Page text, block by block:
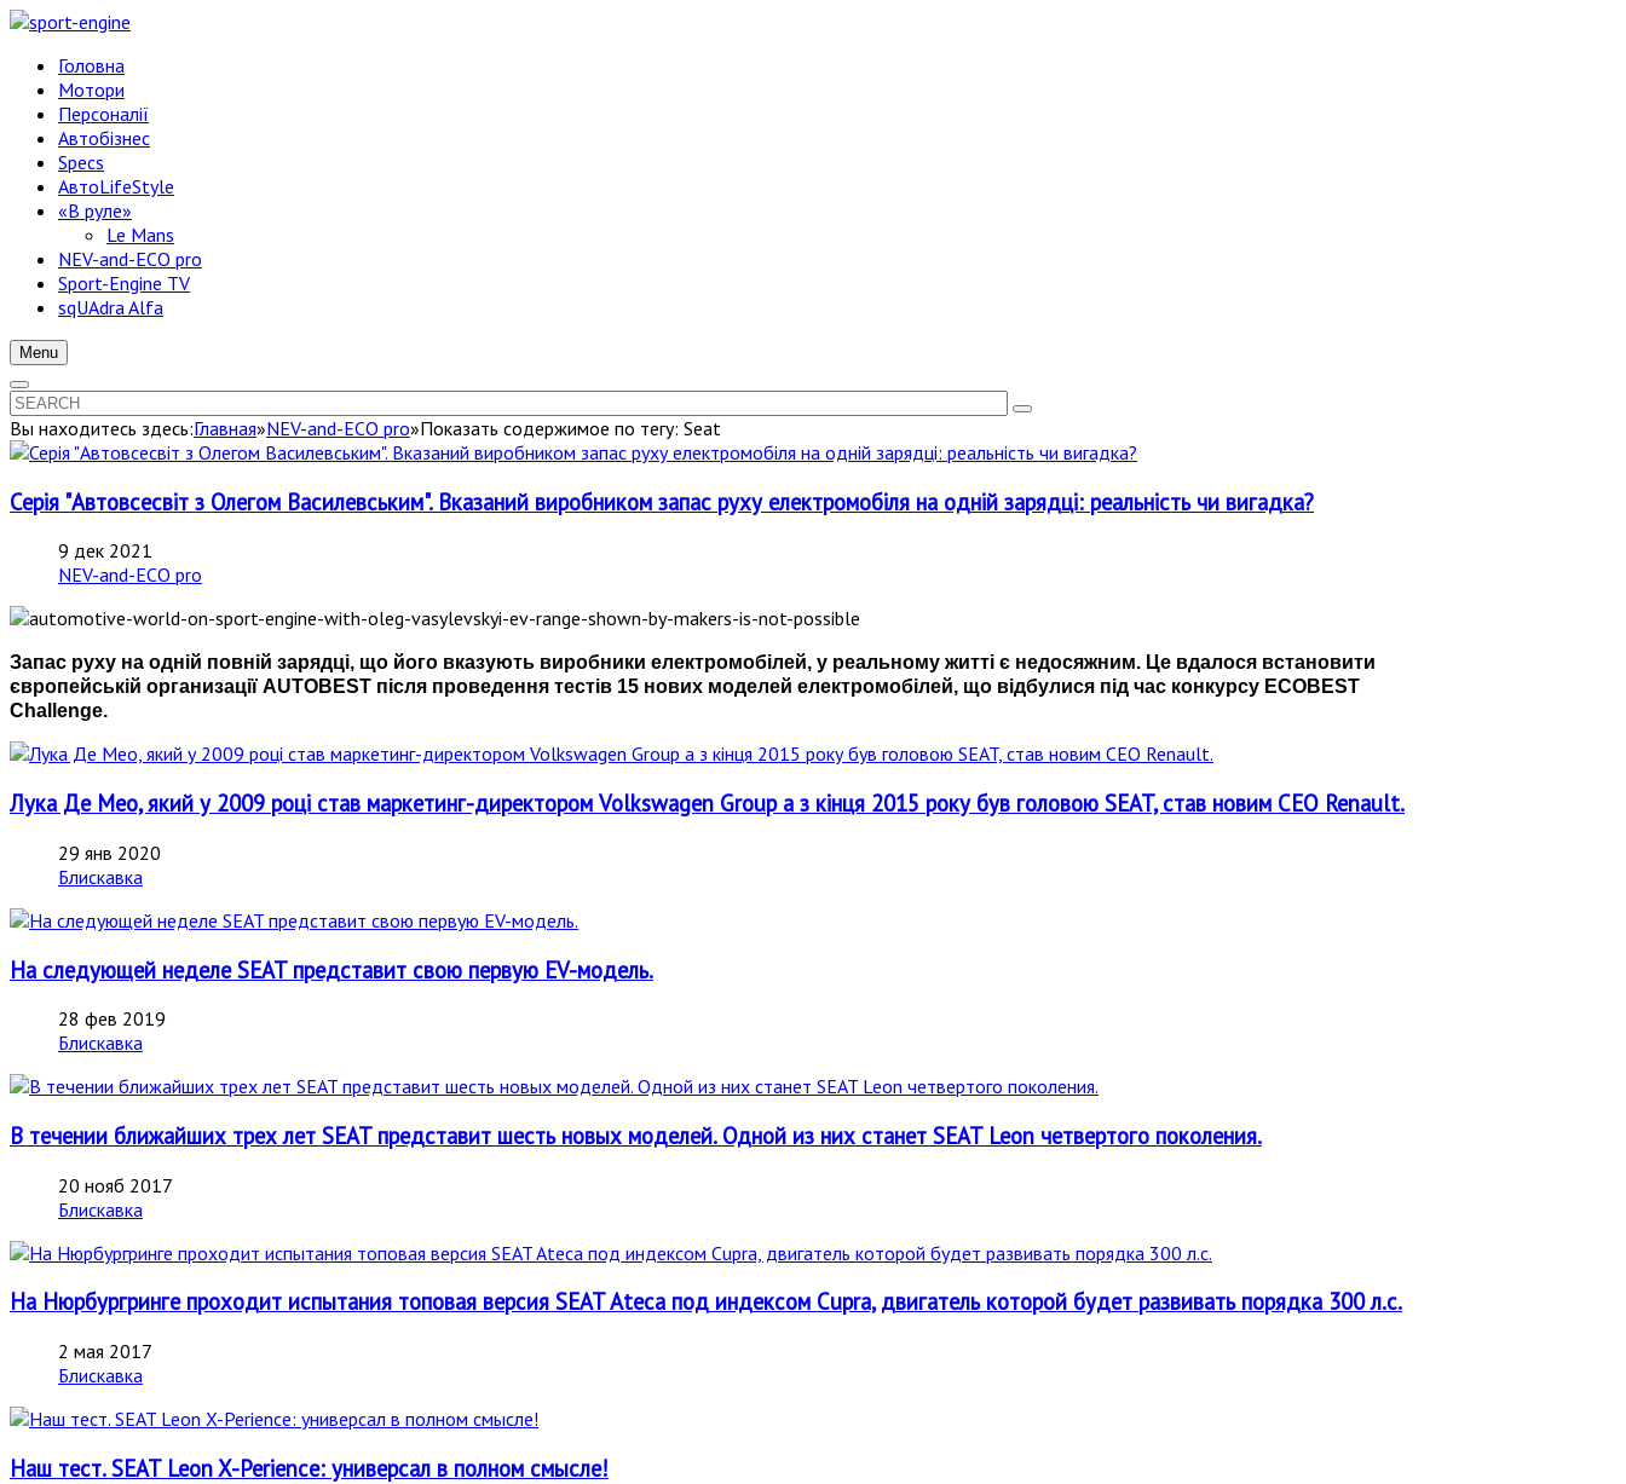
Головна
Мотори
Персоналії
Автобізнес
Specs
АвтоLifeStyle
«В руле»
Le Mans
NEV-and-ECO pro
Sport-Engine TV
sqUAdra Alfa
Menu
Вы находитесь здесь:Главная»NEV-and-ECO pro»Показать содержимое по тегу: Seat
Серія "Автовсесвіт з Олегом Василевським". Вказаний виробником запас руху електромобіля на одній зарядці: реальність чи вигадка?
9 дек 2021
NEV-and-ECO pro
Запас руху на одній повній зарядці, що його вказують виробники електромобілей, у реальному житті є недосяжним. Це вдалося встановити
європейській организації AUTOBEST після проведення тестів 15 нових моделей електромобілей, що відбулися під час конкурсу ECOBEST
Challenge.
Лука Де Мео, який у 2009 році став маркетинг-директором Volkswagen Group а з кінця 2015 року був головою SEAT, став новим CEO Renault.
29 янв 2020
Блискавка
На следующей неделе SEAT представит свою первую EV-модель.
28 фев 2019
Блискавка
В течении ближайших трех лет SEAT представит шесть новых моделей. Одной из них станет SEAT Leon четвертого поколения.
20 нояб 2017
Блискавка
На Нюрбургринге проходит испытания топовая версия SEAT Ateca под индексом Cupra, двигатель которой будет развивать порядка 300 л.с.
2 мая 2017
Блискавка
Наш тест. SEAT Leon X-Perience: универсал в полном смысле!